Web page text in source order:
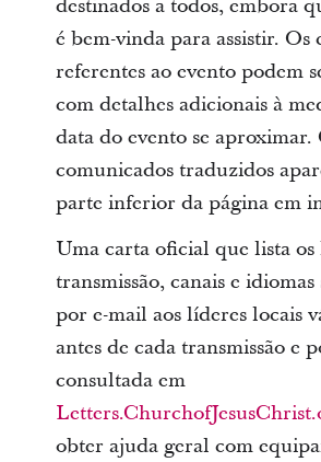
destinados a todos, embora
é bem-vinda para assistir. Os
referentes ao evento podem
com detalhes adicionais à
data do evento se
comunicados traduzidos
parte inferior da página em
Uma carta oficial que lista
transmissão, canais e idiomas
por e-mail aos líderes locais
antes de cada transmissão e
consultada em
obter ajuda geral com